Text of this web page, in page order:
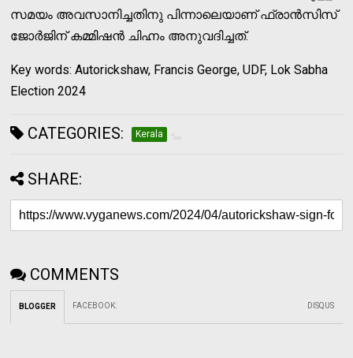
സമയം അവസാനിച്ചതിനു പിന്നാലെയാണ് ഫ്രാന്‍സിസ്
ജോര്‍ജിന് കമ്മിഷന്‍ ചിഹ്നം അനുവദിച്ചത്.
Key words: Autorickshaw, Francis George, UDF, Lok Sabha
Election 2024
CATEGORIES: Kerala
SHARE:
COMMENTS
BLOGGER FACEBOOK: DISQUS